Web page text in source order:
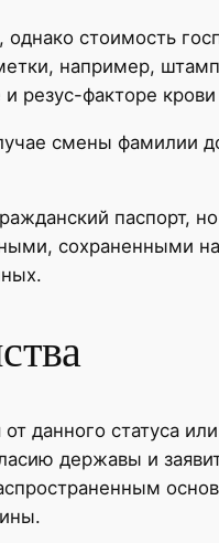
стоимость
например,
резус-факторе крови
смены фамилии
паспорт,
сохраненными
данного статуса
державы и